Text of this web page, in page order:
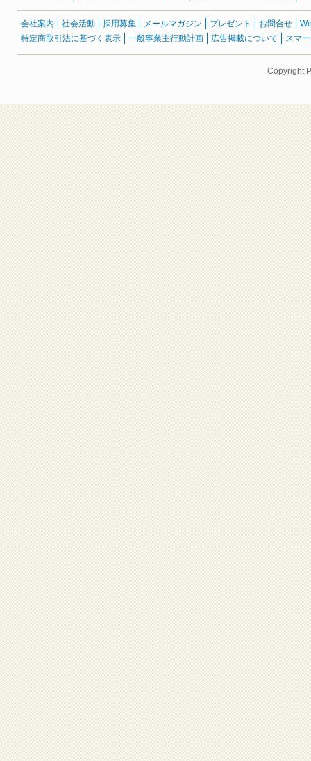
会社案内 社会活動 採用募集 メールマガジン プレゼント お問合せ
特定商取引法に基づく表示
一般事業主行動計画 広告掲載について スマ
Copyright